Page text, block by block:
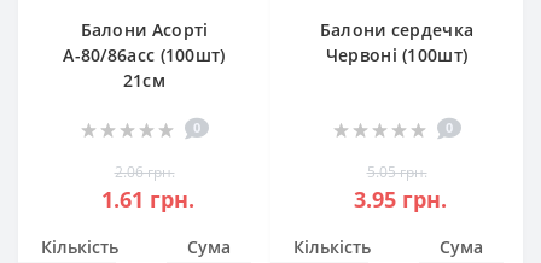
Балони Асорті
А-80/86асс (100шт)
21см
0
2.06 грн.
1.61 грн.
Кількість Сума
Балони сердечка
Червоні (100шт)
0
5.05 грн.
3.95 грн.
Кількість Сума